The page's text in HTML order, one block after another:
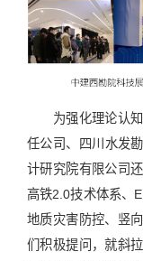
为强化理论认
任公司、‌四川水发
计研究院有限公司
高铁2.0技术体系、
地质灾害防控、竖
们积极提问，就斜